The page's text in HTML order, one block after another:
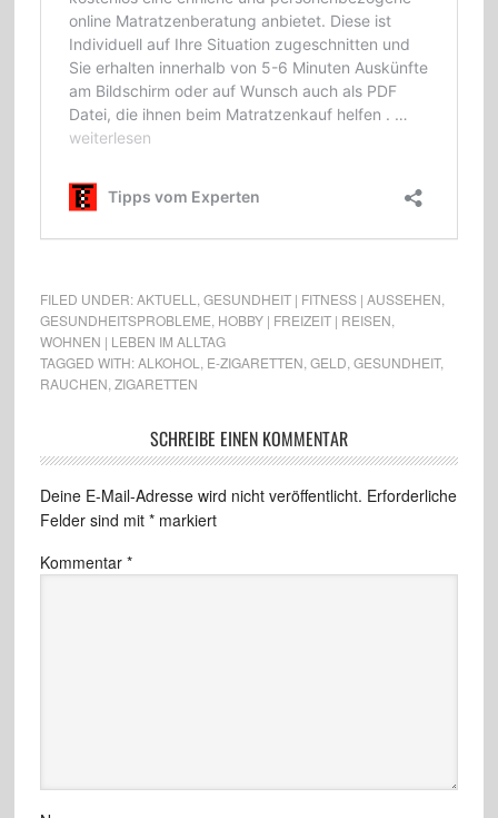
FILED UNDER:AKTUELL GESUNDHEIT | FITNESS | AUSSEHEN
GESUNDHEITSPROBLEME HOBBY | FREIZEIT | REISEN
WOHNEN | LEBEN IM ALLTAG
TAGGED WITH:ALKOHOL E-ZIGARETTEN GELD GESUNDHEIT,
RAUCHEN ZIGARETTEN
SCHREIBE EINEN KOMMENTAR
Deine E-Mail-Adresse wird nicht veröffentlicht. Erforderliche
Felder sind mit *markiert
Kommentar *